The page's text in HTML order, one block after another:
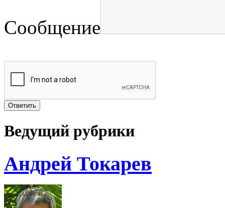
Сообщение
Ведущий рубрики
Андрей Токарев